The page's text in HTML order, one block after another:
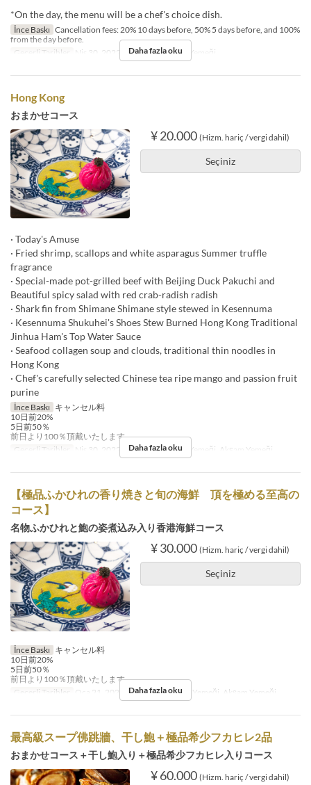
*On the day, the menu will be a chef's choice dish.
İnce Baskı Cancellation fees: 20% 10 days before, 50% 5 days before, and 100%
from the day before.
Geçerli Tarihler
Nis 30, 2022 ~ Öğünler Öğle Yemeği
Daha fazla oku
Hong Kong
おまかせコース
¥ 20.000 (Hizm. hariç / vergi dahil)
Seçiniz
· Today's Amuse
· Fried shrimp, scallops and white asparagus Summer truffle
fragrance
· Special-made pot-grilled beef with Beijing Duck Pakuchi and
Beautiful spicy salad with red crab-radish radish
· Shark fin from Shimane Shimane style stewed in Kesennuma
· Kesennuma Shukuhei's Shoes Stew Burned Hong Kong Traditional
Jinhua Ham's Top Water Sauce
· Seafood collagen soup and clouds, traditional thin noodles in
Hong Kong
· Chef's carefully selected Chinese tea ripe mango and passion fruit
purine
İnce Baskı キャンセル料
10日前20%
5日前50％
前日より100％頂戴いたします。
Geçerli Tarihler
Nis 30, 2022 ~ Öğünler Öğle Yemeği, Akşam Yemeği
Daha fazla oku
【極品ふかひれの香り焼きと旬の海鮮 頂を極める至高の
コース】
名物ふかひれと鮑の姿煮込み入り香港海鮮コース
¥ 30.000 (Hizm. hariç / vergi dahil)
Seçiniz
İnce Baskı キャンセル料
10日前20%
5日前50％
前日より100％頂戴いたします。
Geçerli Tarihler
Oca 21, 2025 ~ Öğünler Öğle Yemeği, Akşam Yemeği
Daha fazla oku
最高級スープ佛跳牆、干し鮑＋極品希少フカヒレ2品
おまかせコース＋干し鮑入り＋極品希少フカヒレ入りコース
¥ 60.000 (Hizm. hariç / vergi dahil)